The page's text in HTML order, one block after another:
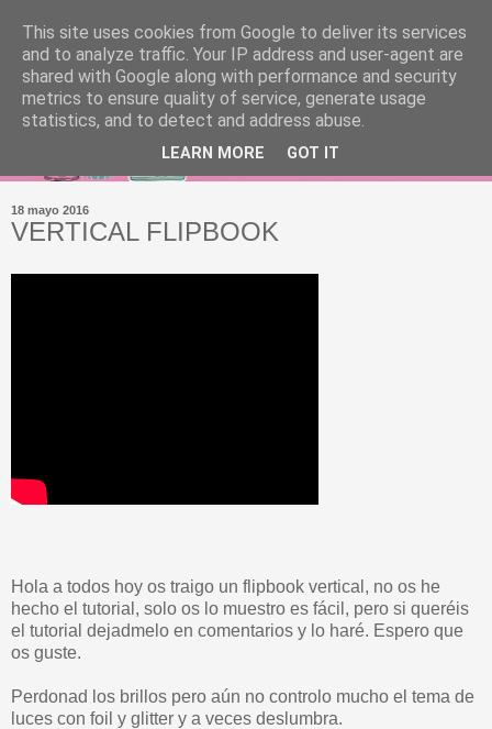
18 mayo 2016
VERTICAL FLIPBOOK
Hola a todos hoy os traigo un flipbook vertical, no os he
hecho el tutorial, solo os lo muestro es fácil, pero si queréis
el tutorial dejadmelo en comentarios y lo haré. Espero que
os guste.
Perdonad los brillos pero aún no controlo mucho el tema de
luces con foil y glitter y a veces deslumbra.
This site uses cookies from Google to deliver its services
and to analyze traffic. Your IP address and user-agent are
shared with Google along with performance and security
metrics to ensure quality of service, generate usage
statistics, and to detect and address abuse.
LEARN MORE GOT IT